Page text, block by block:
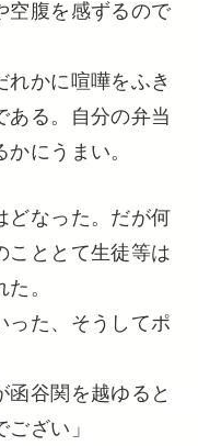
空腹を感ずるので
かに喧嘩をふき
る。自分の弁当
にうまい。
なった。だが何
こととて生徒等は
。
た、そうしてポ
谷関を越ゆると
ざい」